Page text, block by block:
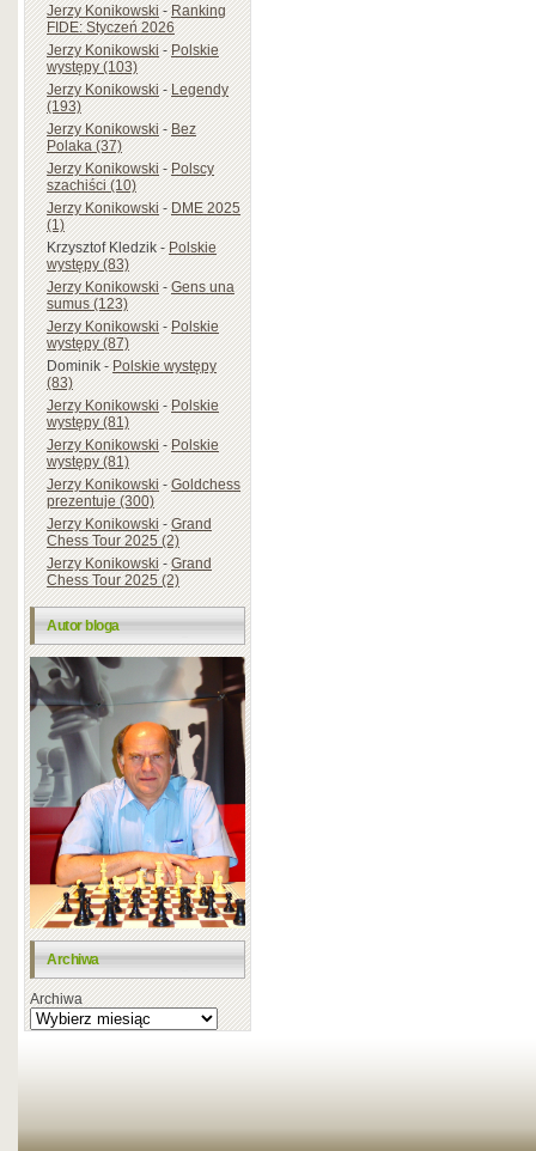
Jerzy Konikowski-Ranking
FIDE: Styczeń 2026
Jerzy Konikowski-Polskie
występy (103)
Jerzy Konikowski-Legendy
(193)
Jerzy Konikowski-Bez
Polaka (37)
Jerzy Konikowski-Polscy
szachiści (10)
Jerzy Konikowski-DME 2025
(1)
Krzysztof Kledzik-Polskie
występy (83)
Jerzy Konikowski-Gens una
sumus (123)
Jerzy Konikowski-Polskie
występy (87)
Dominik-Polskie występy
(83)
Jerzy Konikowski-Polskie
występy (81)
Jerzy Konikowski-Polskie
występy (81)
Jerzy Konikowski-Goldchess
prezentuje (300)
Jerzy Konikowski-Grand
Chess Tour 2025 (2)
Jerzy Konikowski-Grand
Chess Tour 2025 (2)
Autor bloga
Archiwa
Archiwa